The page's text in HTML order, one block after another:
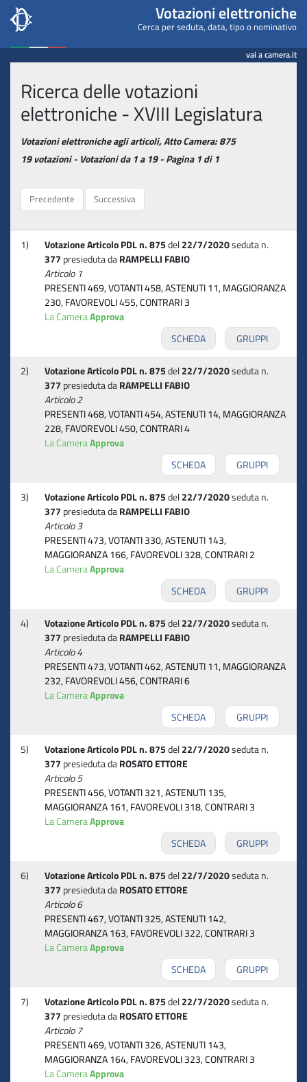
Camera dei deputati -
Votazioni elettroniche
Cerca per seduta, data, tipo o nominativo
vai a camera.it
Ricerca delle votazioni
elettroniche - XVIII Legislatura
Votazioni elettroniche agli articoli, Atto Camera: 875
19 votazioni - Votazioni da 1 a 19 - Pagina 1 di 1
Precedente Successiva
1) Votazione Articolo PDL n. 875del22/7/2020seduta n.
377 presieduta daRAMPELLI FABIO
Articolo 1
PRESENTI 469, VOTANTI 458, ASTENUTI 11, MAGGIORANZA
230, FAVOREVOLI 455, CONTRARI 3
La CameraApprova
SCHEDA
GRUPPI
2) Votazione Articolo PDL n. 875del22/7/2020seduta n.
377 presieduta daRAMPELLI FABIO
Articolo 2
PRESENTI 468, VOTANTI 454, ASTENUTI 14, MAGGIORANZA
228, FAVOREVOLI 450, CONTRARI 4
La CameraApprova
SCHEDA
GRUPPI
3) Votazione Articolo PDL n. 875del22/7/2020seduta n.
377 presieduta daRAMPELLI FABIO
Articolo 3
PRESENTI 473, VOTANTI 330, ASTENUTI 143,
MAGGIORANZA 166, FAVOREVOLI 328, CONTRARI 2
La CameraApprova
SCHEDA
GRUPPI
4) Votazione Articolo PDL n. 875del22/7/2020seduta n.
377 presieduta daRAMPELLI FABIO
Articolo 4
PRESENTI 473, VOTANTI 462, ASTENUTI 11, MAGGIORANZA
232, FAVOREVOLI 456, CONTRARI 6
La CameraApprova
SCHEDA
GRUPPI
5) Votazione Articolo PDL n. 875del22/7/2020seduta n.
377 presieduta daROSATO ETTORE
Articolo 5
PRESENTI 456, VOTANTI 321, ASTENUTI 135,
MAGGIORANZA 161, FAVOREVOLI 318, CONTRARI 3
La CameraApprova
SCHEDA
GRUPPI
6) Votazione Articolo PDL n. 875del22/7/2020seduta n.
377 presieduta daROSATO ETTORE
Articolo 6
PRESENTI 467, VOTANTI 325, ASTENUTI 142,
MAGGIORANZA 163, FAVOREVOLI 322, CONTRARI 3
La CameraApprova
SCHEDA
GRUPPI
7) Votazione Articolo PDL n. 875del22/7/2020seduta n.
377 presieduta daROSATO ETTORE
Articolo 7
PRESENTI 469, VOTANTI 326, ASTENUTI 143,
MAGGIORANZA 164, FAVOREVOLI 323, CONTRARI 3
La CameraApprova